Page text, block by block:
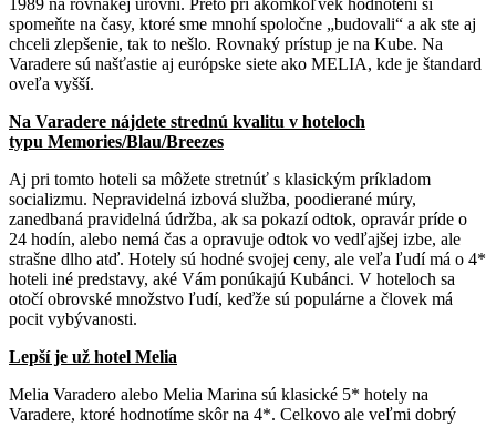
spomeňte na časy, ktoré sme mnohí spoločne „budovali“ a ak ste aj
chceli zlepšenie, tak to nešlo. Rovnaký prístup je na Kube. Na
Varadere sú našťastie aj európske siete ako MELIA, kde je štandard
oveľa vyšší.
Na Varadere nájdete strednú kvalitu v hoteloch
typu Memories/Blau/Breezes
Aj pri tomto hoteli sa môžete stretnúť s klasickým príkladom
socializmu. Nepravidelná izbová služba, poodierané múry,
zanedbaná pravidelná údržba, ak sa pokazí odtok, opravár príde o
24 hodín, alebo nemá čas a opravuje odtok vo vedľajšej izbe, ale
strašne dlho atď. Hotely sú hodné svojej ceny, ale veľa ľudí má o 4*
hoteli iné predstavy, aké Vám ponúkajú Kubánci. V hoteloch sa
otočí obrovské množstvo ľudí, keďže sú populárne a človek má
pocit vybývanosti.
Lepší je už hotel Melia
Melia Varadero alebo Melia Marina sú klasické 5* hotely na
Varadere, ktoré hodnotíme skôr na 4*. Celkovo ale veľmi dobrý